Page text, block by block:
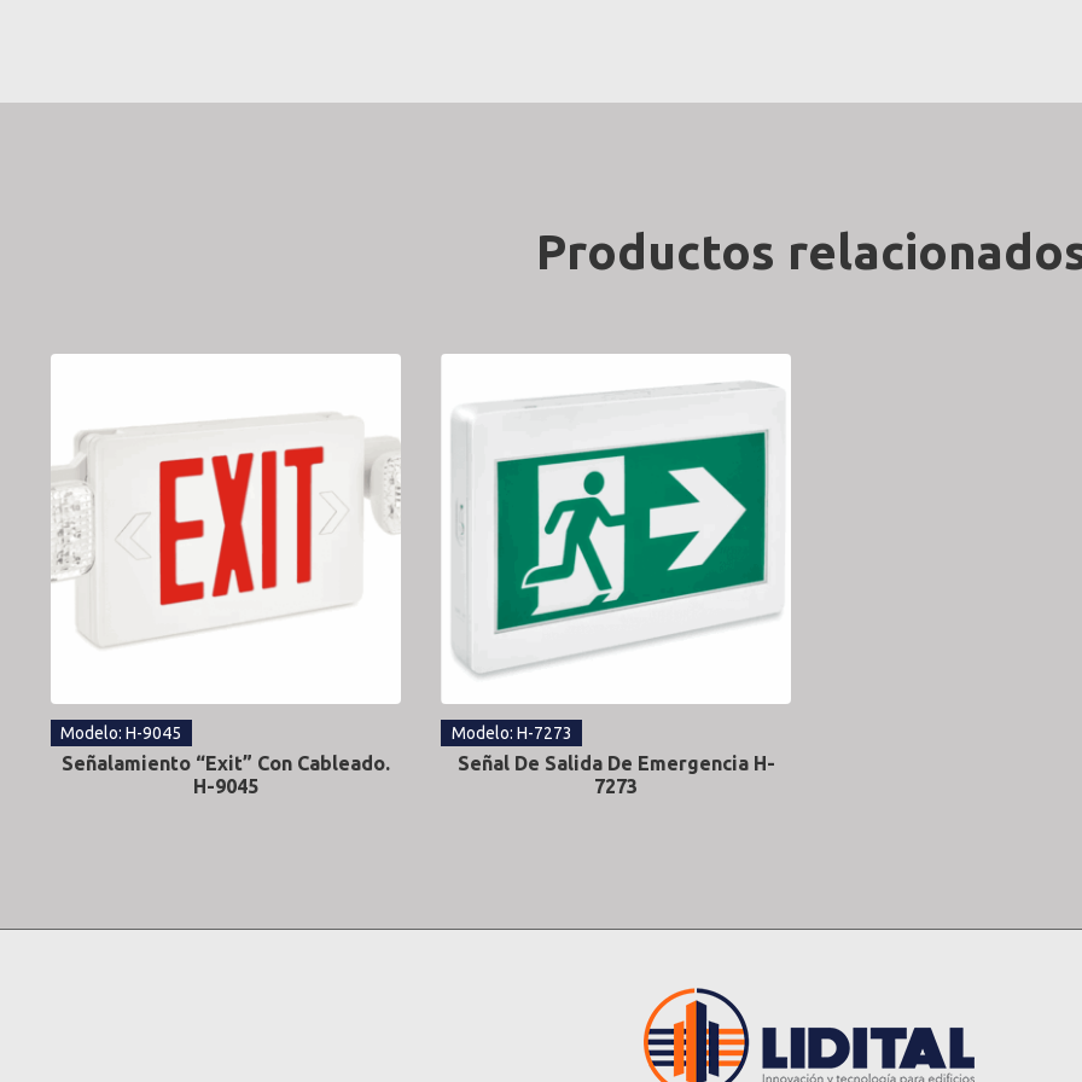
Productos
Modelo: H-9045
Señalamiento “Exit” Con Cableado.
H-9045
Modelo: H-7273
Señal De Salida De Emergencia H-
7273